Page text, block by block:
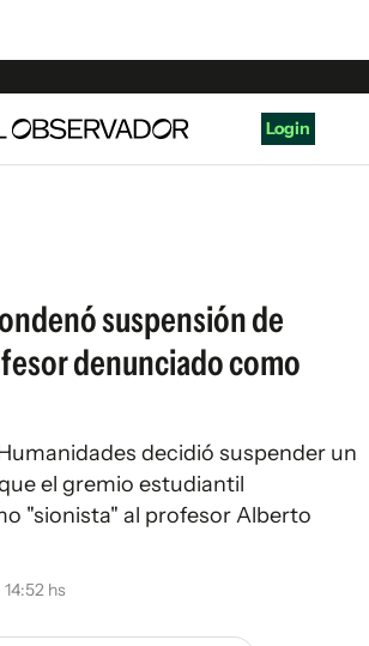
Login
suspensión de
denunciado como
decidió suspender un
el gremio estudiantil
"sionista" al profesor Alberto
14:52 hs